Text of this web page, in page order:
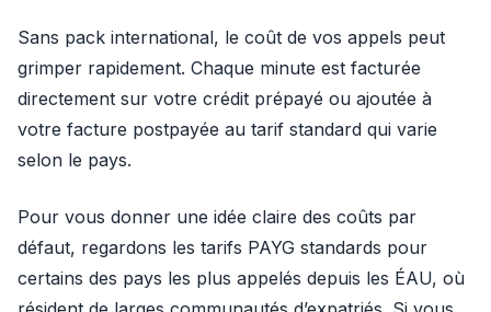
Sans pack international, le coût de vos appels peut
grimper rapidement. Chaque minute est facturée
directement sur votre crédit prépayé ou ajoutée à
votre facture postpayée au tarif standard qui varie
selon le pays.
Pour vous donner une idée claire des coûts par
défaut, regardons les tarifs PAYG standards pour
certains des pays les plus appelés depuis les ÉAU, où